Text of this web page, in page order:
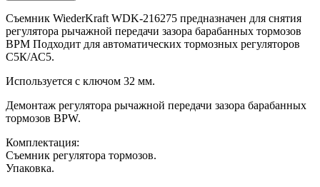
Съемник WiederKraft WDK-216275 предназначен для снятия
регулятора рычажной передачи зазора барабанных тормозов
ВРМ Подходит для автоматических тормозных регуляторов
С5К/АС5.
Используется с ключом 32 мм.
Демонтаж регулятора рычажной передачи зазора барабанных
тормозов BPW.
Комплектация:
Съемник регулятора тормозов.
Упаковка.